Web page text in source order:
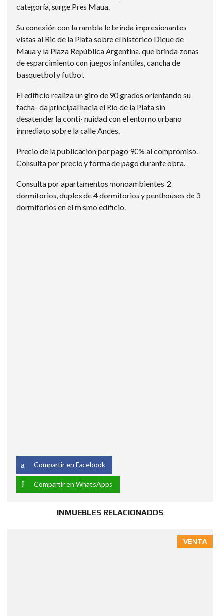
categoría, surge Pres Maua.
Su conexión con la rambla le brinda impresionantes
vistas al Rio de la Plata sobre el histórico Dique de
Maua y la Plaza República Argentina, que brinda zonas
de esparcimiento con juegos infantiles, cancha de
basquetbol y futbol.
El edificio realiza un giro de 90 grados orientando su
facha- da principal hacia el Rio de la Plata sin
desatender la conti- nuidad con el entorno urbano
inmediato sobre la calle Andes.
Precio de la publicacion por pago 90% al compromiso.
Consulta por precio y forma de pago durante obra.
Consulta por apartamentos monoambientes, 2
dormitorios, duplex de 4 dormitorios y penthouses de 3
dormitorios en el mismo edificio.
Compartir en Facebook
Compartir en WhatsApps
INMUEBLES RELACIONADOS
VENTA